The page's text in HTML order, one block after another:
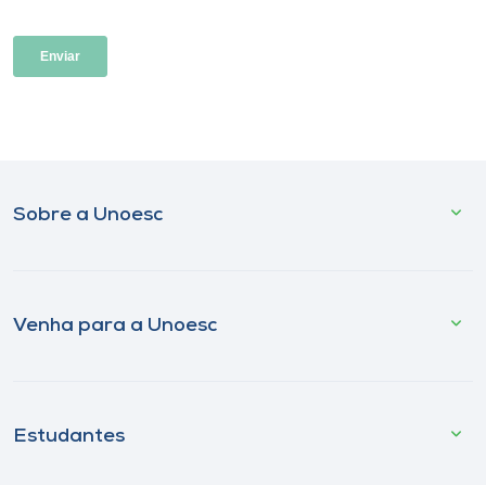
Sobre a Unoesc
Venha para a Unoesc
Estudantes